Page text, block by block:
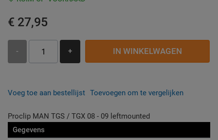
€ 27,95
- + IN WINKELWAGEN
Voeg toe aan bestellijst Toevoegen om te vergelijken
Proclip MAN TGS / TGX 08 - 09 leftmounted
Gegevens